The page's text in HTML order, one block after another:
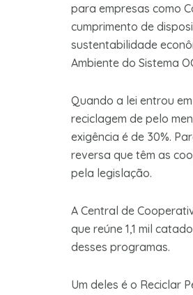
para empresas como
cumprimento de
sustentabilidade
Ambiente do Sistema
Quando a lei entrou
reciclagem de pelo
exigência é de 30%.
reversa que têm as
pela legislação.
A Central de
que reúne 1,1 mil
desses programas.
Um deles é o Reciclar